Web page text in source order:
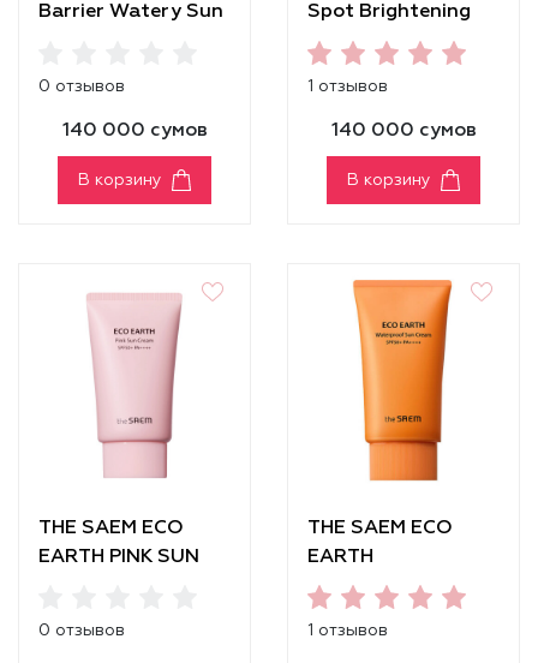
Barrier Watery Sun
0 отзывов
140 000 сумов
В корзину
Spot Brightening
Care Sunscreen
SPF50+ PA++++
1 отзывов
140 000 сумов
В корзину
THE SAEM ECO
EARTH PINK SUN
0 отзывов
THE SAEM ECO
EARTH
WATERPROOF SUN
CREAM SPF 50+
1 отзывов